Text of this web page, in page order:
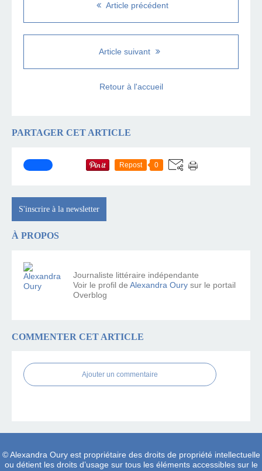
Article précédent
Article suivant
Retour à l'accueil
PARTAGER CET ARTICLE
Repost 0
S'inscrire à la newsletter
À PROPOS
Journaliste littéraire indépendante
Voir le profil de Alexandra Oury sur le portail
Overblog
COMMENTER CET ARTICLE
Ajouter un commentaire
© Alexandra Oury est propriétaire des droits de propriété intellectuelle
ou détient les droits d’usage sur tous les éléments accessibles sur le